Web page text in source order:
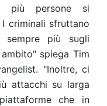
più persone si
criminali sfruttano
sempre più sugli
spiega Tim
"Inoltre, ci
attacchi su larga
che in